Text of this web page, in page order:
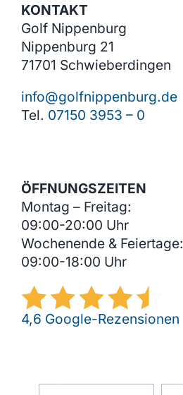
KONTAKT
Golf Nippenburg
Nippenburg 21
71701 Schwieberdingen
info@golfnippenburg.de
Tel. 07150 3953 – 0
ÖFFNUNGSZEITEN
Montag – Freitag:
09:00-20:00 Uhr
Wochenende & Feiertage:
09:00-18:00 Uhr
4,6 Google-Rezensionen